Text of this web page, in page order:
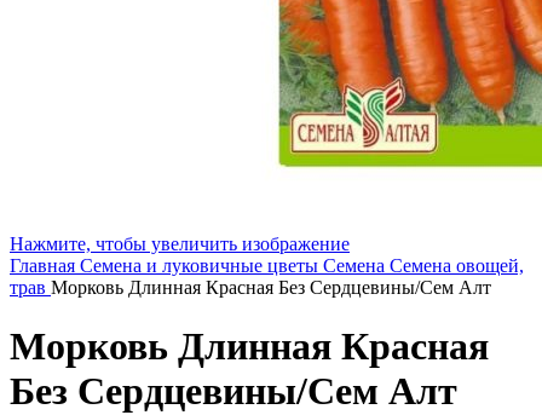
Нажмите, чтобы увеличить изображение
Главная Семена и луковичные цветы Семена Семена овощей,
трав Морковь Длинная Красная Без Сердцевины/Сем Алт
Морковь Длинная Красная
Без Сердцевины/Сем Алт